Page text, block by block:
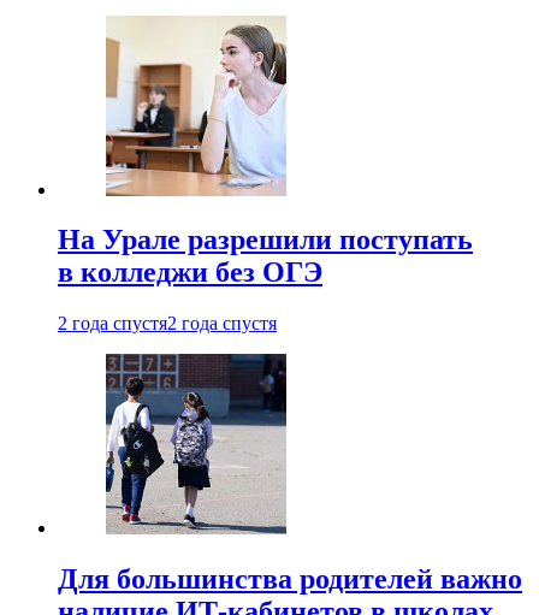
На Урале разрешили поступать
в колледжи без ОГЭ
2 года спустя2 года спустя
Для большинства родителей важно